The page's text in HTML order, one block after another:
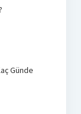
Günde